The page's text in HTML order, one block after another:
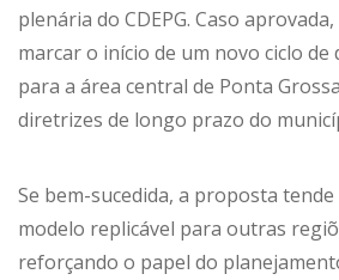
plenária do CDEPG. Caso
marcar o início de um novo ciclo
para a área central de Ponta
diretrizes de longo prazo do
Se bem-sucedida, a proposta
modelo replicável para outras
reforçando o papel do